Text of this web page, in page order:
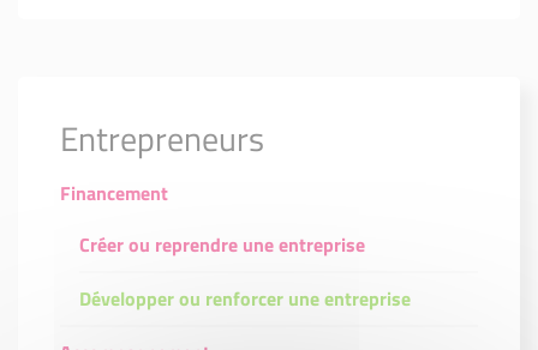
Entrepreneurs
Financement
Créer ou reprendre une entreprise
Développer ou renforcer une entreprise